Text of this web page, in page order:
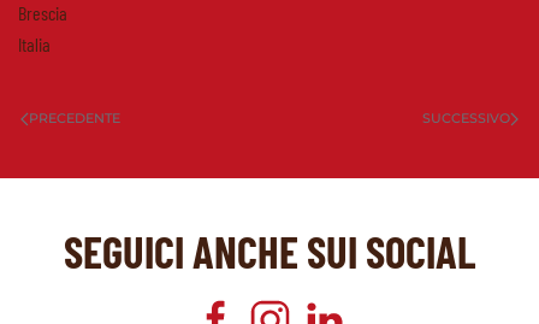
Brescia
Italia
PRECEDENTE SUCCESSIVO
SEGUICI ANCHE SUI SOCIAL